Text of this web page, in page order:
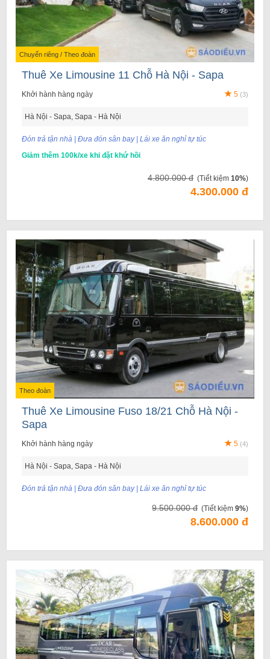
Chuyến riêng / Theo đoàn
Thuê Xe Limousine 11 Chỗ Hà Nội - Sapa
Khởi hành hàng ngày 5 (3)
Hà Nội - Sapa, Sapa - Hà Nội
Đón trả tận nhà | Đưa đón sân bay | Lái xe ăn nghỉ tự túc
Giảm thêm 100k/xe khi đặt khứ hồi
4.800.000 đ (Tiết kiệm 10%)
4.300.000 đ
Theo đoàn
Thuê Xe Limousine Fuso 18/21 Chỗ Hà Nội -
Sapa
Khởi hành hàng ngày 5 (4)
Hà Nội - Sapa, Sapa - Hà Nội
Đón trả tận nhà | Đưa đón sân bay | Lái xe ăn nghỉ tự túc
9.500.000 đ (Tiết kiệm 9%)
8.600.000 đ